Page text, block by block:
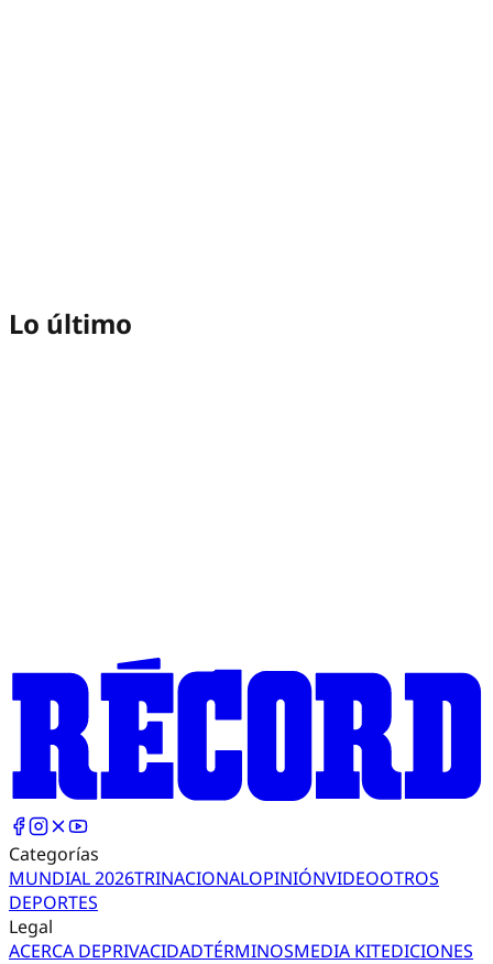
Lo último
Categorías
MUNDIAL 2026TRINACIONALOPINIÓNVIDEOOTROS
DEPORTES
Legal
ACERCA DEPRIVACIDADTÉRMINOSMEDIA KITEDICIONES